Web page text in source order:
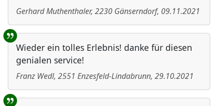
Gerhard Muthenthaler, 2230 Gänserndorf, 09.11.2021
Wieder ein tolles Erlebnis! danke für diesen
genialen service!
Franz Wedl, 2551 Enzesfeld-Lindabrunn, 29.10.2021